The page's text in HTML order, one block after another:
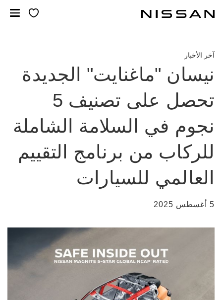
المحتوى
آخر الأخبار
نيسان "ماغنايت" الجديدة
تحصل على تصنيف 5
نجوم في السلامة الشاملة
للركاب من برنامج التقييم
العالمي للسيارات
5 أغسطس 2025